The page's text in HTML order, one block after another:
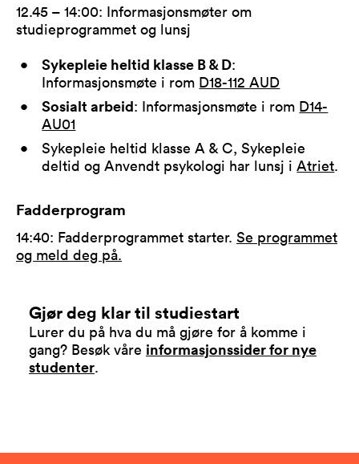
12.45 – 14:00: Informasjonsmøter om
studieprogrammet og lunsj
Sykepleie heltid klasse B & D:
Informasjonsmøte i rom D18-112 AUD
Sosialt arbeid: Informasjonsmøte i rom D14-
AU01
Sykepleie heltid klasse A & C, Sykepleie
deltid og Anvendt psykologi har lunsj iAtriet.
Fadderprogram
14:40: Fadderprogrammet starter. Se programmet
og meld deg på.
Gjør deg klar til studiestart
Lurer du på hva du må gjøre for å komme i
gang? Besøk våre informasjonssider for nye
studenter.